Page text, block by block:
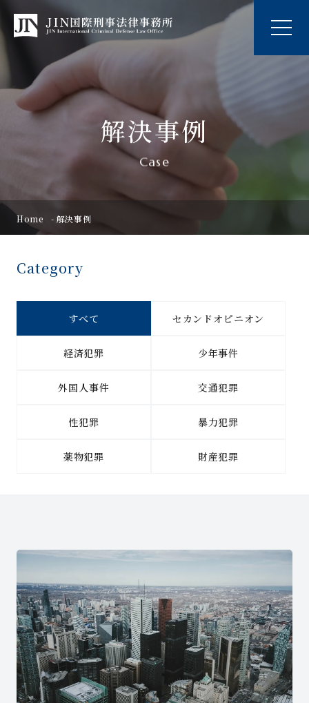
Home 解決事例
解決事例
Case
Category
すべて セカンドオピニオン
経済犯罪 少年事件
外国人事件 交通犯罪
性犯罪 暴力犯罪
薬物犯罪 財産犯罪